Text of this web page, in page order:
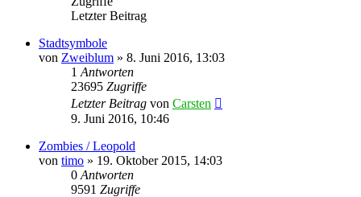
Letzter Beitrag
Stadtsymbole
von Zweiblum » 8. Juni 2016, 13:03
1 Antworten
23695 Zugriffe
Letzter Beitrag von Carsten
9. Juni 2016, 10:46
Zombies / Leopold
von timo » 19. Oktober 2015, 14:03
0 Antworten
9591 Zugriffe